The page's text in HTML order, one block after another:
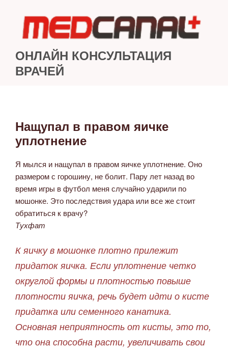
содержимому
ОНЛАЙН КОНСУЛЬТАЦИЯ
ВРАЧЕЙ
ОПУБЛИКОВАНО
Нащупал в правом яичке
уплотнение
Я мылся и нащупал в правом яичке уплотнение. Оно
размером с горошину, не болит. Пару лет назад во
время игры в футбол меня случайно ударили по
мошонке. Это последствия удара или все же стоит
обратиться к врачу?
Тухфат
К яичку в мошонке плотно прилежит
придаток яичка. Если уплотнение четко
округлой формы и плотностью повыше
плотности яичка, речь будет идти о кисте
придатка или семенного канатика.
Основная неприятность от кисты, это то,
что она способна расти, увеличивать свои